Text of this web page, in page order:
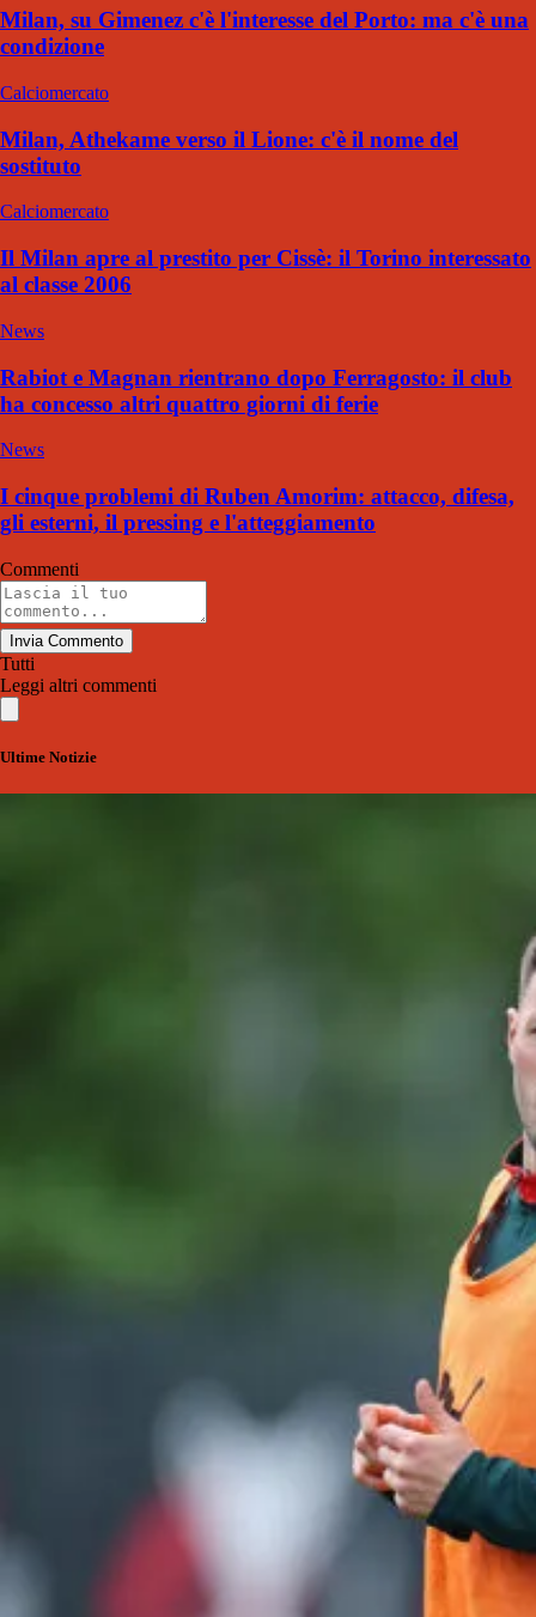
Milan, su Gimenez c'è l'interesse del Porto: ma c'è una
condizione
Calciomercato
Milan, Athekame verso il Lione: c'è il nome del
sostituto
Calciomercato
Il Milan apre al prestito per Cissè: il Torino interessato
al classe 2006
News
Rabiot e Magnan rientrano dopo Ferragosto: il club
ha concesso altri quattro giorni di ferie
News
I cinque problemi di Ruben Amorim: attacco, difesa,
gli esterni, il pressing e l'atteggiamento
Commenti
Invia Commento
Tutti
Leggi altri commenti
Ultime Notizie